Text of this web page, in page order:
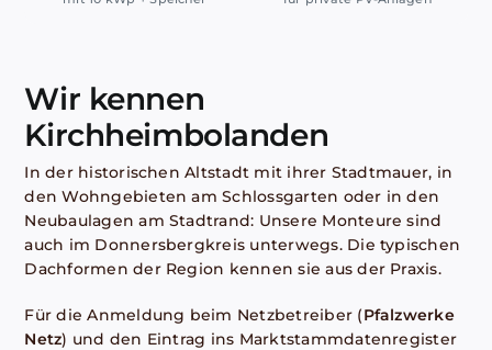
Wir kennen
Kirchheimbolanden
In der historischen Altstadt mit ihrer Stadtmauer, in
den Wohngebieten am Schlossgarten oder in den
Neubaulagen am Stadtrand: Unsere Monteure sind
auch im Donnersbergkreis unterwegs. Die typischen
Dachformen der Region kennen sie aus der Praxis.
Für die Anmeldung beim Netzbetreiber (Pfalzwerke
Netz) und den Eintrag ins Marktstammdatenregister